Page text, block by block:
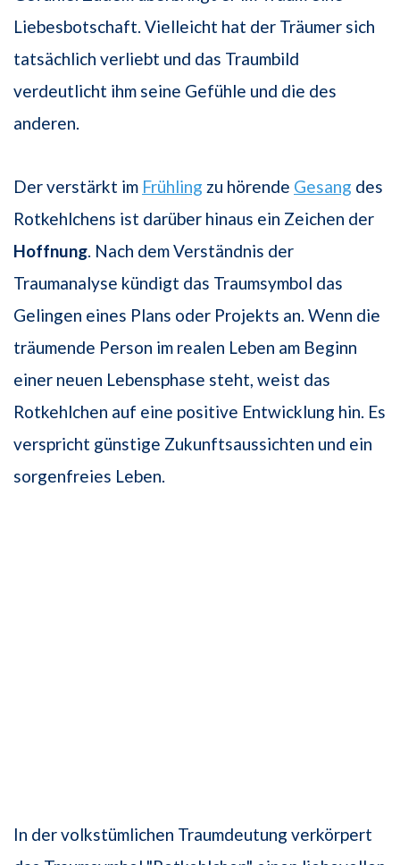
Liebesbotschaft. Vielleicht hat der Träumer sich
tatsächlich verliebt und das Traumbild
verdeutlicht ihm seine Gefühle und die des
anderen.
Der verstärkt im Frühling zu hörende Gesang des
Rotkehlchens ist darüber hinaus ein Zeichen der
Hoffnung. Nach dem Verständnis der
Traumanalyse kündigt das Traumsymbol das
Gelingen eines Plans oder Projekts an. Wenn die
träumende Person im realen Leben am Beginn
einer neuen Lebensphase steht, weist das
Rotkehlchen auf eine positive Entwicklung hin. Es
verspricht günstige Zukunftsaussichten und ein
sorgenfreies Leben.
In der volkstümlichen Traumdeutung verkörpert